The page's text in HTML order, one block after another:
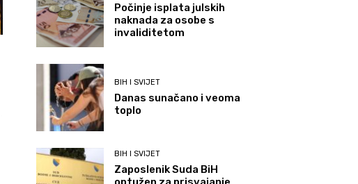
Počinje isplata julskih
naknada za osobe s
invaliditetom
BIH I SVIJET
Danas sunačano i veoma
toplo
BIH I SVIJET
Zaposlenik Suda BiH